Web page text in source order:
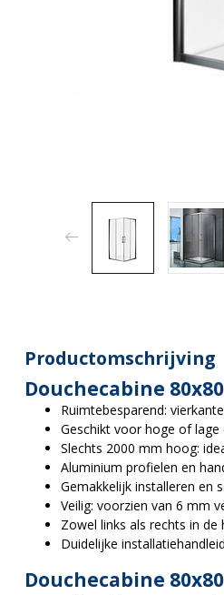
Productomschrijving
Douchecabine
Ruimtebesparend:
Geschikt voor hoge of
Slechts 2000 mm hoog:
Aluminium profielen en
Gemakkelijk installeren en
Veilig: voorzien van 6 mm
Zowel links als rechts in
Duidelijke
Douchecabine